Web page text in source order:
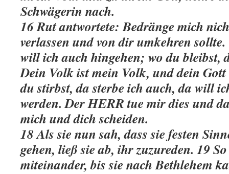
Schwägerin nach.
16 Rut antwortete: Bedränge mich
verlassen und von dir umkehren
will ich auch hingehen; wo du bleibst,
Dein Volk ist mein Volk, und dein
du stirbst, da sterbe ich auch, da will
werden. Der HERR tue mir dies und
mich und dich scheiden.
18 Als sie nun sah, dass sie festen
gehen, ließ sie ab, ihr zuzureden. 19
miteinander, bis sie nach Bethlehem